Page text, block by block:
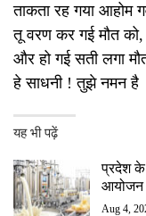
ताकता रह गया आहोम
तू वरण कर गई मौत को,
और हो गई सती लगा
हे साधनी ! तुझे नमन है
यह भी पढ़ें
प्रदेश के
आयोजन
Aug 4,